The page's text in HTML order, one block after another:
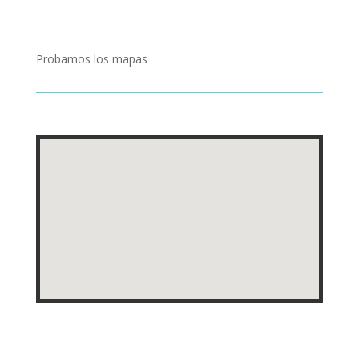
Probamos los mapas